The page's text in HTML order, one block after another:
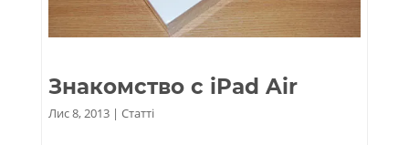
Знакомство с iPad Air
Лис 8, 2013| Статті